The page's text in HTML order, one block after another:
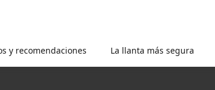
y recomendaciones La llanta más segura